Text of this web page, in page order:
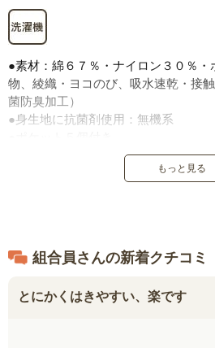
●素材：綿６７％・ナイロン３０％
物、綾織・ヨコのび、吸水速乾・接
菌防臭加工）
●身生地に抗菌剤使用：無機系
●ウエスト後ろゴム入り、スピンドル
もっと見る
組合員さんの新着クチコミ
とにかくはきやすい、楽です